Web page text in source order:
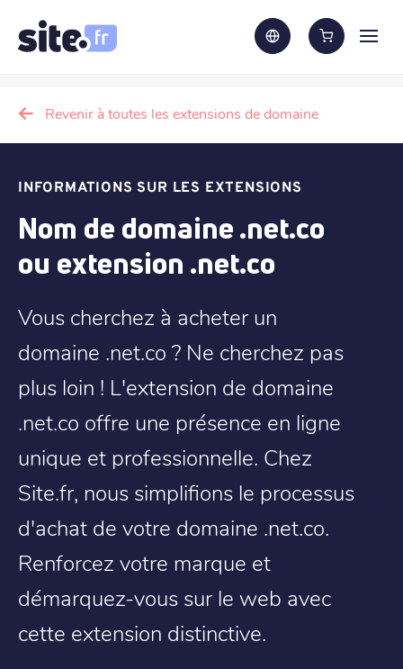
Revenir à toutes les extensions de domaine
INFORMATIONS SUR LES EXTENSIONS
Nom de domaine .net.co
ou extension .net.co
Vous cherchez à acheter un
domaine .net.co ? Ne cherchez pas
plus loin ! L'extension de domaine
.net.co offre une présence en ligne
unique et professionnelle. Chez
Site.fr, nous simplifions le processus
d'achat de votre domaine .net.co.
Renforcez votre marque et
démarquez-vous sur le web avec
cette extension distinctive.